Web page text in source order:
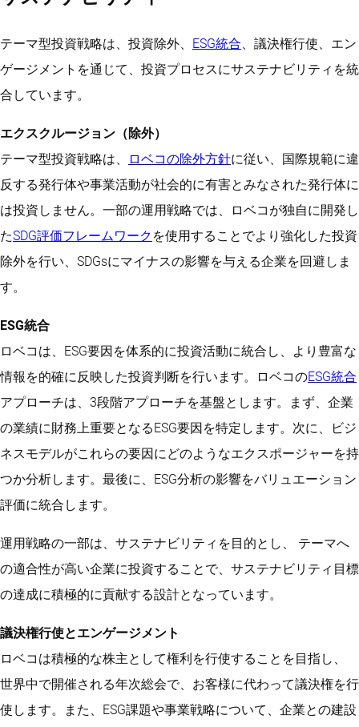
率的に捉えるグローバル株式ポートフォリオ
テーマ型投資戦略は、投資除外、 ESG統合、議決権行使、エン
ゲージメントを通じて、投資プロセスにサステナビリティを統
合しています。
エクスクルージョン（除外）
テーマ型投資戦略は、
ロベコの除外方針に従い、国際規範に違
反する発行体や事業活動が社会的に有害とみなされた発行体に
は投資しません。一部の運用戦略では、ロベコが独自に開発し
たSDG評価フレームワーク を使用することでより強化した投資
除外を行い、SDGsにマイナスの影響を与える企業を回避しま
す。
ESG統合
ロベコは、ESG要因を体系的に投資活動に統合し、より豊富な
情報を的確に反映した投資判断を行います。ロベコのESG統合
アプローチは、3段階アプローチを基盤とします。まず、企業
の業績に財務上重要となるESG要因を特定します。次に、ビジ
ネスモデルがこれらの要因にどのようなエクスポージャーを持
つか分析します。最後に、ESG分析の影響をバリュエーション
評価に統合します。
運用戦略の一部は、サステナビリティを目的とし、 テーマへ
の適合性が高い企業に投資することで、サステナビリティ目標
の達成に積極的に貢献する設計となっています。
議決権行使とエンゲージメント
ロベコは積極的な株主として権利を行使することを目指し、
世界中で開催される年次総会で、お客様に代わって議決権を行
使します。また、ESG課題や事業戦略について、企業との建設